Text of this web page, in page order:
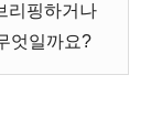
리핑하거나
엇일까요?